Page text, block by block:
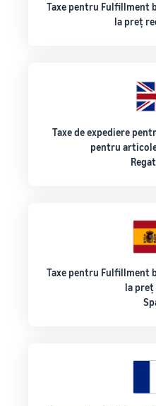
Taxe pentru Fulfillment
la preț
Taxe de expediere
pentru
Taxe pentru Fulfillment
la preț